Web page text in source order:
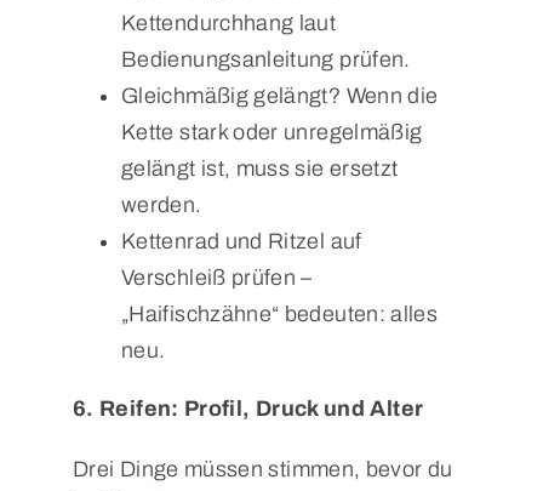
Kettendurchhang laut
Bedienungsanleitung prüfen.
Gleichmäßig gelängt? Wenn die
Kette stark oder unregelmäßig
gelängt ist, muss sie ersetzt
werden.
Kettenrad und Ritzel auf
Verschleiß prüfen –
„Haifischzähne“ bedeuten: alles
neu.
6. Reifen: Profil, Druck und Alter
Drei Dinge müssen stimmen, bevor du